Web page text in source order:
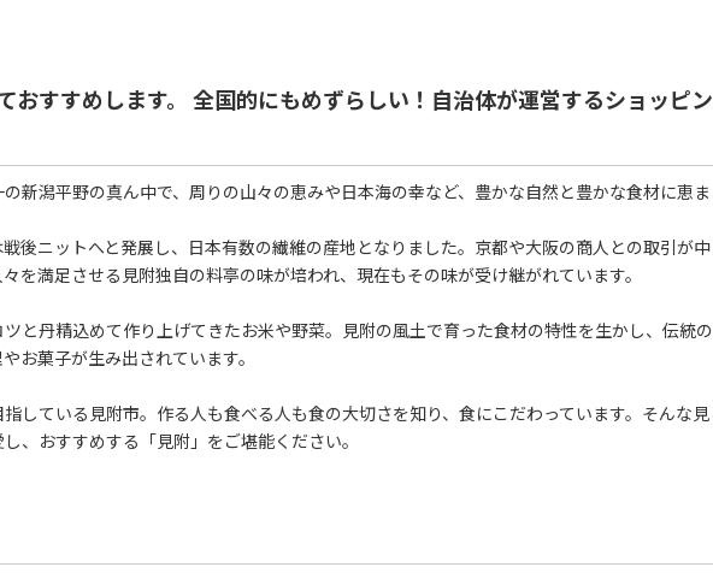
おすすめします。 全国的にもめずらしい！自治体が運営するショッピン
新潟平野の真ん中で、周りの山々の恵みや日本海の幸など、豊かな自然と豊かな食材に恵ま
後ニットへと発展し、日本有数の繊維の産地となりました。京都や大阪の商人との取引が中
を満足させる見附独自の料亭の味が培われ、現在もその味が受け継がれています。
と丹精込めて作り上げてきたお米や野菜。見附の風土で育った食材の特性を生かし、伝統の
お菓子が生み出されています。
指している見附市。作る人も食べる人も食の大切さを知り、食にこだわっています。そんな見
、おすすめする「見附」をご堪能ください。